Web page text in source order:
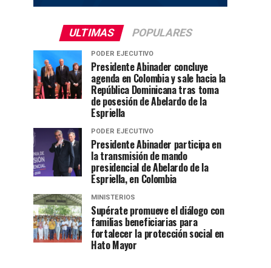
ULTIMAS POPULARES
PODER EJECUTIVO
Presidente Abinader concluye
agenda en Colombia y sale hacia la
República Dominicana tras toma
de posesión de Abelardo de la
Espriella
PODER EJECUTIVO
Presidente Abinader participa en
la transmisión de mando
presidencial de Abelardo de la
Espriella, en Colombia
MINISTERIOS
Supérate promueve el diálogo con
familias beneficiarias para
fortalecer la protección social en
Hato Mayor